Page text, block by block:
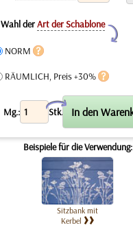
Wahl derArt der Schablone
Y
NORM
RÄUMLICH, Preis +30%
Mg.: Stk.
X
Beispiele für die Verwendung:
Sitzbank mit
Kerbel